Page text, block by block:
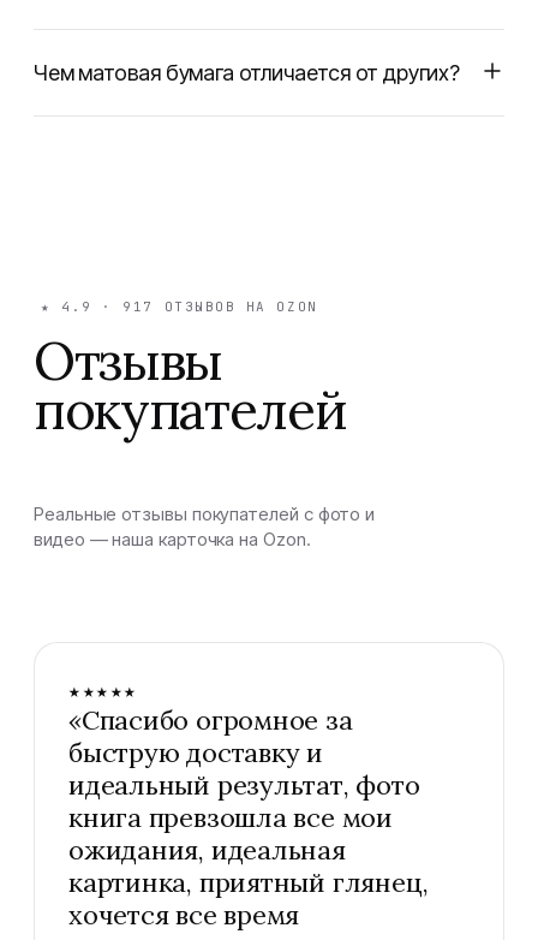
Чем матовая бумага отличается от других?
★ 4.9 · 917 ОТЗЫВОВ НА OZON
Отзывы
покупателей
Реальные отзывы покупателей с фото и
видео — наша карточка на Ozon.
★★★★★
«Спасибо огромное за
быструю доставку и
идеальный результат, фото
книга превзошла все мои
ожидания, идеальная
картинка, приятный глянец,
хочется все время